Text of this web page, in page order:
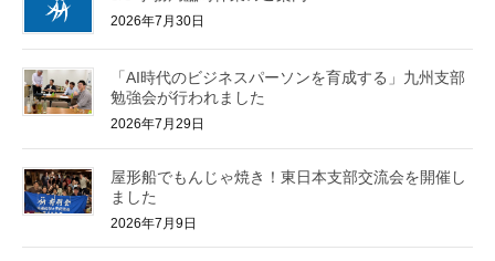
2026年7月30日
「AI時代のビジネスパーソンを育成する」九州支部
勉強会が行われました
2026年7月29日
屋形船でもんじゃ焼き！東日本支部交流会を開催し
ました
2026年7月9日